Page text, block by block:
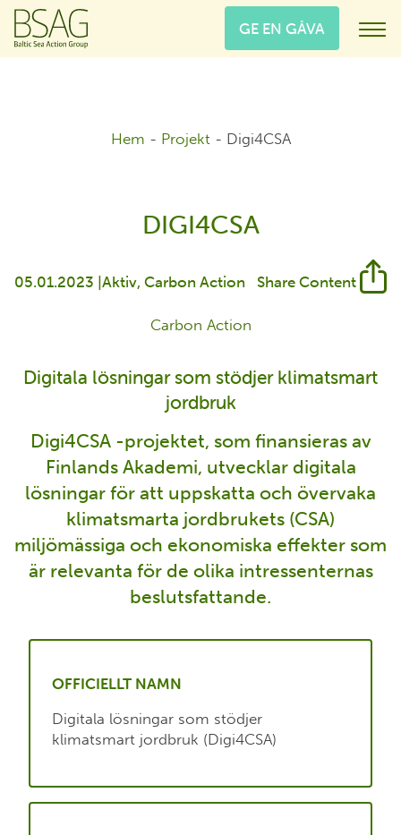
GE EN GÅVA
Hem - Projekt- Digi4CSA
DIGI4CSA
05.01.2023 | Aktiv Carbon Action Share Content
Carbon Action
Digitala lösningar som stödjer klimatsmart
jordbruk
Digi4CSA -projektet, som finansieras av
Finlands Akademi, utvecklar digitala
lösningar för att uppskatta och övervaka
klimatsmarta jordbrukets (CSA)
miljömässiga och ekonomiska effekter som
är relevanta för de olika intressenternas
beslutsfattande.
OFFICIELLT NAMN
Digitala lösningar som stödjer
klimatsmart jordbruk (Digi4CSA)